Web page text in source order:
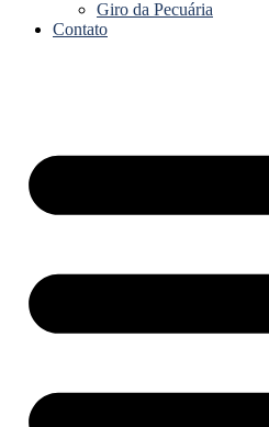
Giro da Pecuária
Contato